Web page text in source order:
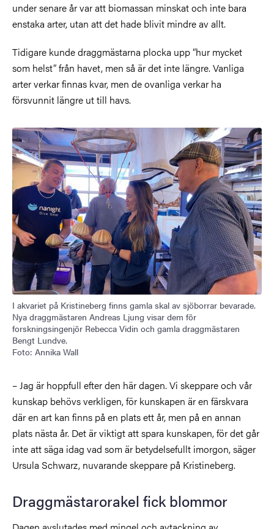
under senare år var att biomassan minskat och inte bara
enstaka arter, utan att det hade blivit mindre av allt.
Tidigare kunde draggmästarna plocka upp ”hur mycket
som helst” från havet, men så är det inte längre. Vanliga
arter verkar finnas kvar, men de ovanliga verkar ha
försvunnit längre ut till havs.
Bild
I akvariet på Kristineberg finns gamla skal av sjöborrar bevarade.
Nya draggmästaren Andreas Ljung visar dem för
forskningsingenjör Rebecca Vidin och gamla draggmästaren
Bengt Lundve.
Foto: Annika Wall
– Jag är hoppfull efter den här dagen. Vi skeppare och vår
kunskap behövs verkligen, för kunskapen är en färskvara
där en art kan finns på en plats ett år, men på en annan
plats nästa år. Det är viktigt att spara kunskapen, för det går
inte att säga idag vad som är betydelsefullt imorgon, säger
Ursula Schwarz, nuvarande skeppare på Kristineberg.
Draggmästarorakel fick blommor